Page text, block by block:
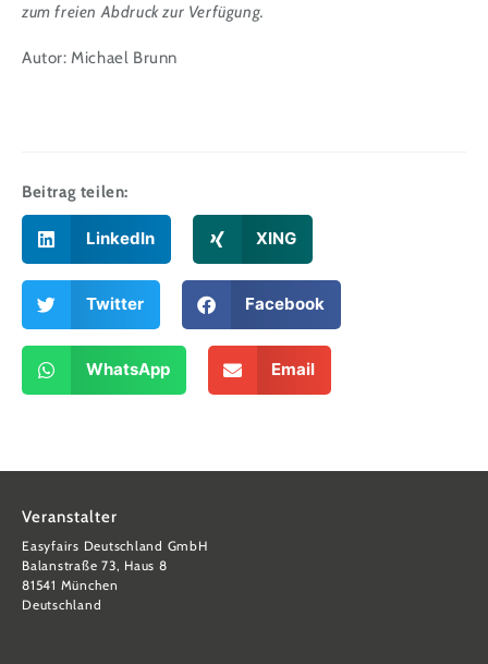
zum freien Abdruck zur Verfügung.
Autor: Michael Brunn
Beitrag teilen:
LinkedIn XING
Twitter Facebook
WhatsApp Email
Veranstalter
Easyfairs Deutschland GmbH
Balanstraße 73, Haus 8
81541 München
Deutschland